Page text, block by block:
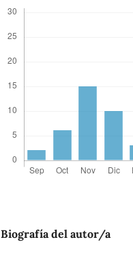
Biografía del autor/a